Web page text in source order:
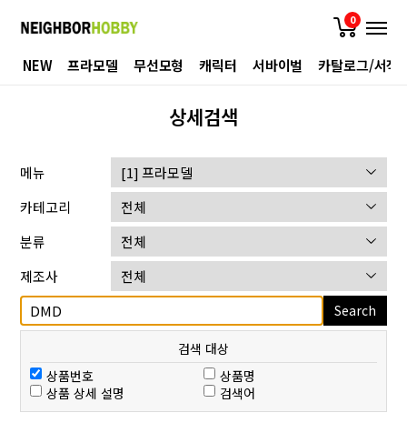
0
NEW 프라모델 무선모형 캐릭터 서바이벌 카탈로그/서적
상세검색
메뉴
카테고리
분류
제조사
Search
검색 대상
상품번호
상품명
상품 상세 설명
검색어